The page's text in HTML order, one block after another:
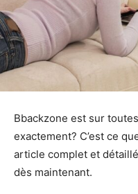
Bbackzone est sur
exactement? C’est ce
article complet et
dès maintenant.